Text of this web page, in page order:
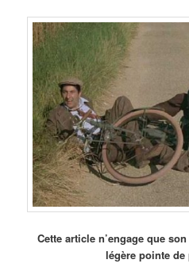
Cette article n’engage que
légère pointe